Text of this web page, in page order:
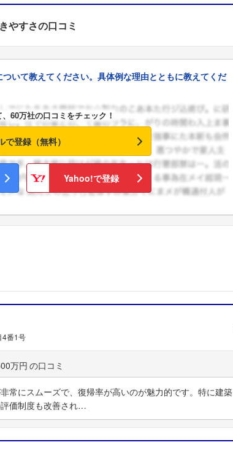
フォローしました
こちらの企業もフォローしませんか？
やすさの口コミ
いて教えてください。具体例な理由とともに教えてくだ
60万社の口コミをチェック！
で登録（無料）
Yahoo!で登録
4番1号
万円
常にスムーズで、復帰率が高いのが魅力的です。特に建築
価制度も改善され…